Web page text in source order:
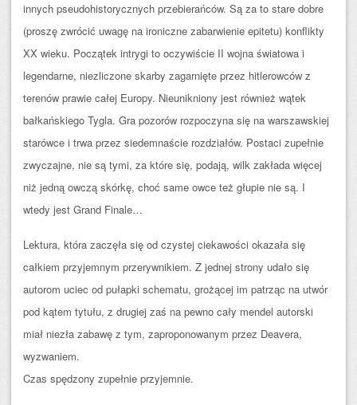
innych pseudohistorycznych przebierańców. Są za to stare dobre
(proszę zwrócić uwagę na ironiczne zabarwienie epitetu) konflikty
XX wieku. Początek intrygi to oczywiście II wojna światowa i
legendarne, niezliczone skarby zagarnięte przez hitlerowców z
terenów prawie całej Europy. Nieunikniony jest również wątek
bałkańskiego Tygla. Gra pozorów rozpoczyna się na warszawskiej
starówce i trwa przez siedemnaście rozdziałów. Postaci zupełnie
zwyczajne, nie są tymi, za które się, podają, wilk zakłada więcej
niż jedną owczą skórkę, choć same owce też głupie nie są. I
wtedy jest Grand Finale…
Lektura, która zaczęła się od czystej ciekawości okazała się
całkiem przyjemnym przerywnikiem. Z jednej strony udało się
autorom uciec od pułapki schematu, grożącej im patrząc na utwór
pod kątem tytułu, z drugiej zaś na pewno cały mendel autorski
miał niezła zabawę z tym, zaproponowanym przez Deavera,
wyzwaniem.
Czas spędzony zupełnie przyjemnie.